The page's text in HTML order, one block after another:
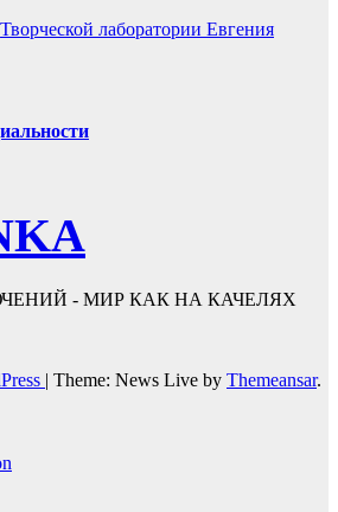
Творческой лаборатории Евгения
- МИР КАК НА КАЧЕЛЯХ
| Theme: News Live by Themeansar.